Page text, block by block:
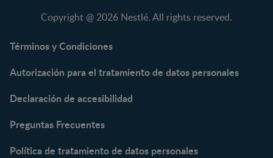
NAN® Optipro® 3
NAN® Supreme 3
NESTUM®
NESCARE®
Herramientas
Copyright @ 2026 Nestlé. All rights reserved.
Términos y Condiciones
Autorización para el tratamiento de datos personales
Declaración de accesibilidad
Preguntas Frecuentes
Política de tratamiento de datos personales